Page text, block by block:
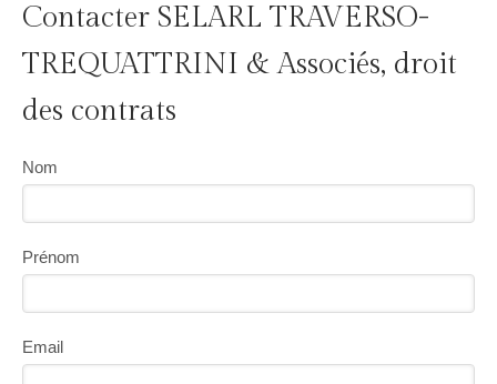
Contacter SELARL TRAVERSO-
TREQUATTRINI & Associés, droit
des contrats
Nom
Prénom
Email